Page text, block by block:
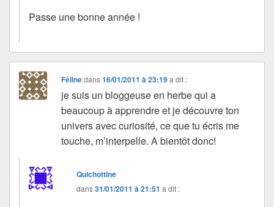
Passe une bonne année !
Félinedans16/01/2011 à 23:19 a dit :
je suis un bloggeuse en herbe qui a
beaucoup à apprendre et je découvre ton
univers avec curiosité, ce que tu écris me
touche, m’interpelle. A bientôt donc!
Quichottine
dans31/01/2011 à 21:51 a dit :